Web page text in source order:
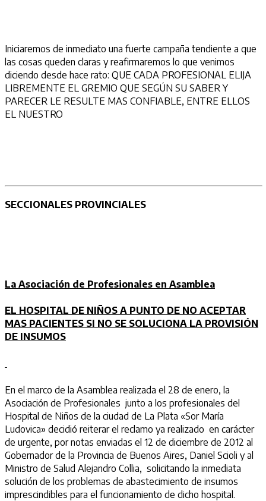
Iniciaremos de inmediato una fuerte campaña tendiente a que
las cosas queden claras y reafirmaremos lo que venimos
diciendo desde hace rato: QUE CADA PROFESIONAL ELIJA
LIBREMENTE EL GREMIO QUE SEGÚN SU SABER Y
PARECER LE RESULTE MAS CONFIABLE, ENTRE ELLOS
EL NUESTRO
SECCIONALES PROVINCIALES
La Asociación de Profesionales en Asamblea
EL HOSPITAL DE NIÑOS A PUNTO DE NO ACEPTAR
MAS PACIENTES SI NO SE SOLUCIONA LA PROVISIÓN
DE INSUMOS
En el marco de la Asamblea realizada el 28 de enero, la
Asociación de Profesionales junto a los profesionales del
Hospital de Niños de la ciudad de La Plata «Sor María
Ludovica» decidió reiterar el reclamo ya realizado en carácter
de urgente, por notas enviadas el 12 de diciembre de 2012 al
Gobernador de la Provincia de Buenos Aires, Daniel Scioli y al
Ministro de Salud Alejandro Collia, solicitando la inmediata
solución de los problemas de abastecimiento de insumos
imprescindibles para el funcionamiento de dicho hospital.